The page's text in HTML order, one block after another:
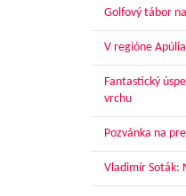
Golfový tábor
V regióne
Fantastický
vrchu
Pozvánka na
Vladimír Soták: